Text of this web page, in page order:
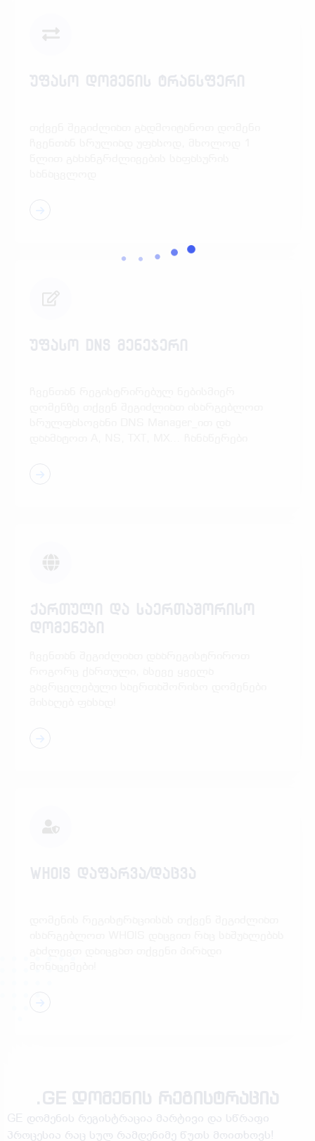
უფასო დომენის ტრანსფერი
უფასო DNS მენეჯერი
ქართული და საერთაშორისო
დომენები
WHOIS დაფარვა/დაცვა
.GE დომენის რეგისტრაცია
GE დომენის რეგისტრაცია მარტივი და სწრაფი
პროცესია რაც სულ რამდენიმე წუთს მოითხოვს!